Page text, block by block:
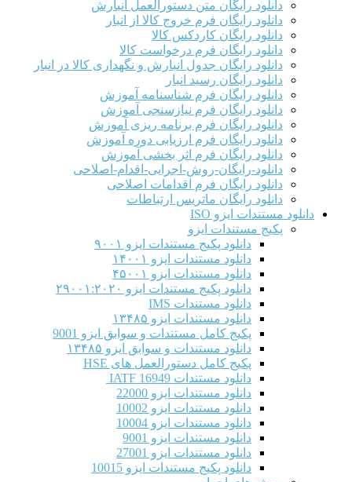
دانلود رایگان متن دستورالعمل انبارش
دانلود رایگان فرم خروج کالا از انبار
دانلود رایگان کاردکس کالا
دانلود رایگان فرم درخواست کالا
دانلود رایگان جدول انبارش و نگهداری کالا در انبار
دانلود رایگان رسید انبار
دانلود رایگان فرم شناسنامه آموزش
دانلود رایگان فرم نیازسنجی آموزش
دانلود رایگان فرم برنامه ریزی آموزش
دانلود رایگان فرم ارزیابی دوره آموزش
دانلود رایگان فرم اثر بخشی آموزش
دانلود-رایگان-روش-اجرایی-اقدام-اصلاحی
دانلود رایگان فرم اقدامات اصلاحی
دانلود رایگان ماتریس ارتباطات
دانلود مستندات ایزو ISO
پکیج مستندات ایزو
دانلود پکیج مستندات ایزو ۹۰۰۱
دانلود مستندات ایزو ۱۴۰۰۱
دانلود مستندات ایزو ۴۵۰۰۱
دانلود پکیج مستندات ایزو ۲۹۰۰۱:۲۰۲۰
دانلود مستندات IMS
دانلود مستندات ایزو ۱۳۴۸۵
پکیج کامل مستندات و سوابق ایزو 9001
دانلود مستندات و سوابق ایزو ۱۳۴۸۵
پکیج کامل دستورالعمل های HSE
دانلود مستندات IATF 16949
دانلود مستندات ایزو 22000
دانلود مستندات ایزو 10002
دانلود مستندات ایزو 10004
دانلود مستندات ایزو 9001
دانلود مستندات ایزو 27001
دانلود پکیج مستندات ایزو 10015